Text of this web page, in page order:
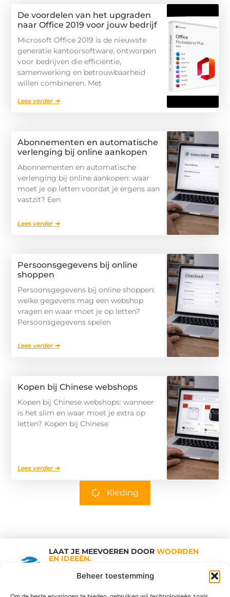
Beheer toestemming
De voordelen van het upgraden
naar Office 2019 voor jouw bedrijf
Microsoft Office 2019 is de nieuwste
generatie kantoorsoftware, ontworpen
voor bedrijven die efficiëntie,
samenwerking en betrouwbaarheid
willen combineren. Met
Lees verder ➜
Abonnementen en automatische
verlenging bij online aankopen
Abonnementen en automatische
verlenging bij online aankopen: waar
moet je op letten voordat je ergens aan
vastzit? Een
Lees verder ➜
Persoonsgegevens bij online
shoppen
Persoonsgegevens bij online shoppen:
welke gegevens mag een webshop
vragen en waar moet je op letten?
Persoonsgegevens spelen
Lees verder ➜
Kopen bij Chinese webshops
Kopen bij Chinese webshops: wanneer
is het slim en waar moet je extra op
letten? Kopen bij Chinese
Lees verder ➜
Kleding
LAAT JE MEEVOEREN DOOR WOORDEN
EN IDEEËN.